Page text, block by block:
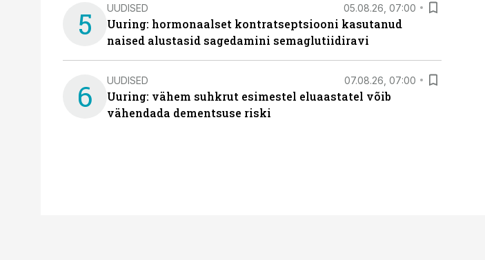
5 UUDISED 05.08.26, 07:00
Uuring: hormonaalset kontratseptsiooni kasutanud
naised alustasid sagedamini semaglutiidiravi
6 UUDISED 07.08.26, 07:00
Uuring: vähem suhkrut esimestel eluaastatel võib
vähendada dementsuse riski